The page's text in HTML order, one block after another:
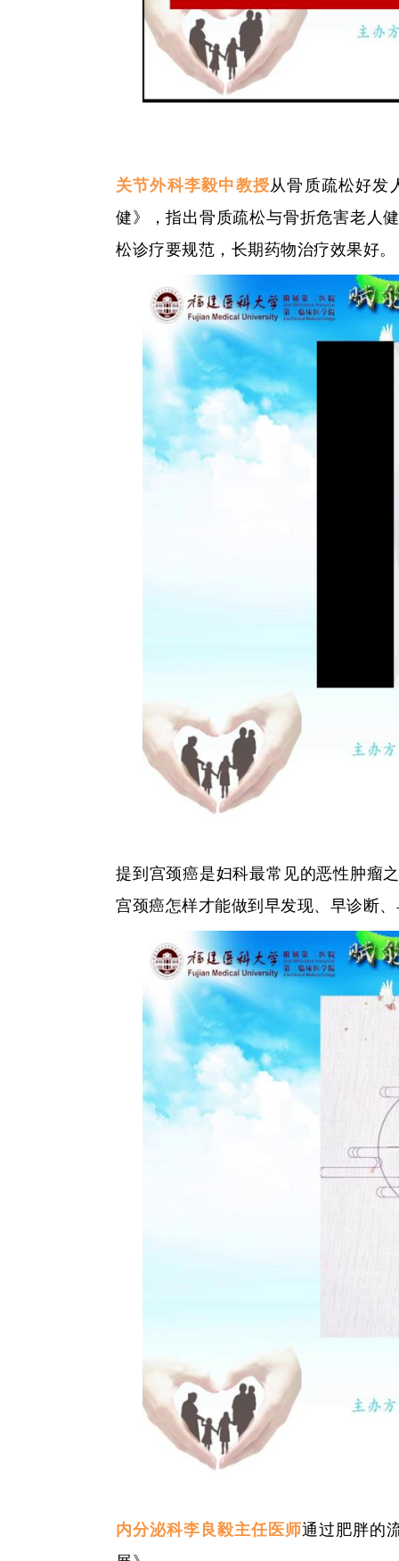
关节外科李毅中教授从骨质疏松好发
健》，指出骨质疏松与骨折危害老人
松诊疗要规范，长期药物治疗效果好。
提到宫颈癌是妇科最常见的恶性肿瘤
宫颈癌怎样才能做到早发现、早诊断
内分泌科李良毅主任医师通过肥胖的